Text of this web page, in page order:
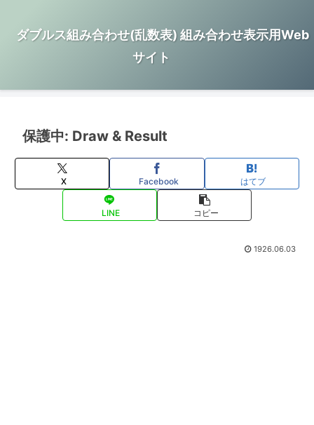
ダブルス組み合わせ(乱数表) 組み合わせ表示用Web
サイト
保護中: Draw & Result
X Facebook はてブ
LINE コピー
1926.06.03